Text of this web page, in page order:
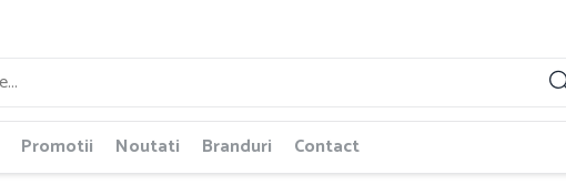
Promotii Noutati Branduri Contact